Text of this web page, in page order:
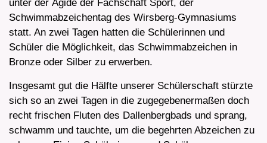
unter der Ägide der Fachschaft Sport, der
Schwimmabzeichentag des Wirsberg-Gymnasiums
statt. An zwei Tagen hatten die Schülerinnen und
Schüler die Möglichkeit, das Schwimmabzeichen in
Bronze oder Silber zu erwerben.
Insgesamt gut die Hälfte unserer Schülerschaft stürzte
sich so an zwei Tagen in die zugegebenermaßen doch
recht frischen Fluten des Dallenbergbads und sprang,
schwamm und tauchte, um die begehrten Abzeichen zu